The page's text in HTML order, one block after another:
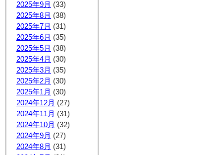
2025年9月 (33)
2025年8月 (38)
2025年7月 (31)
2025年6月 (35)
2025年5月 (38)
2025年4月 (30)
2025年3月 (35)
2025年2月 (30)
2025年1月 (30)
2024年12月 (27)
2024年11月 (31)
2024年10月 (32)
2024年9月 (27)
2024年8月 (31)